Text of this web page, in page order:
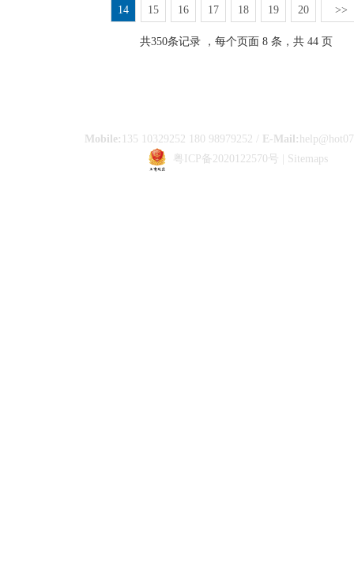
14 15 16 17 18 19 20 >>
共350条记录 ，每个页面 8 条，共 44 页
Mobile: 135 10329252 180 98979252 / E-Mail:
粤ICP备2020122570号
Sitemaps